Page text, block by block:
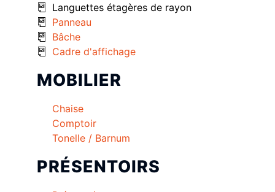
Languettes étagères de rayon
Panneau
Bâche
Cadre d'affichage
MOBILIER
Chaise
Comptoir
Tonelle / Barnum
PRÉSENTOIRS